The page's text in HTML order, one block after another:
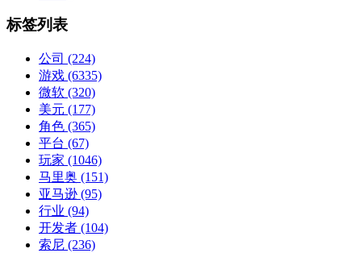
标签列表
公司 (224)
游戏 (6335)
微软 (320)
美元 (177)
角色 (365)
平台 (67)
玩家 (1046)
马里奥 (151)
亚马逊 (95)
行业 (94)
开发者 (104)
索尼 (236)